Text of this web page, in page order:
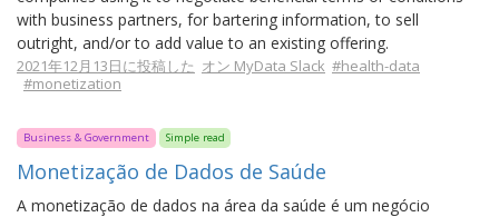
with business partners, for bartering information, to sell
outright, and/or to add value to an existing offering.
2021年12月13日に投稿した オン MyData Slack #health-data
#monetization
Business & Government Simple read
Monetização de Dados de Saúde
A monetização de dados na área da saúde é um negócio